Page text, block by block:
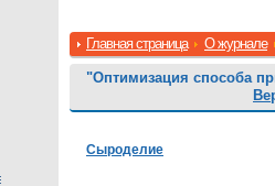
Главная страница О журнале
"Оптимизация способа
Сыроделие